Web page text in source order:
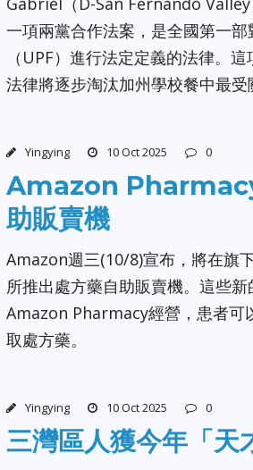
一項兩黨合作法案，是全國第一部
（UPF）進行法定定義的法律。
法律將逐步淘汰加州學校餐中最受
Yingying 10 Oct 2025 0
Amazon
助販賣機
Amazon週三(10/8)宣布，將在旗
所推出處方藥自助販賣機。這些
Amazon Pharmacy經營，患者可
取處方藥。
Yingying 10 Oct 2025 0
三灣區人獲今年「天